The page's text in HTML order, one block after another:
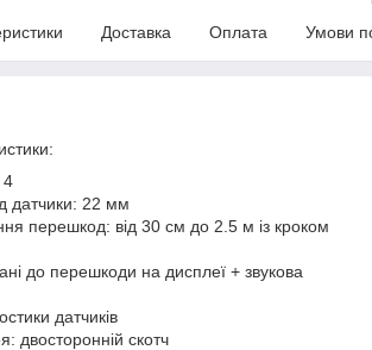
Доставка Оплата Умови
4
датчики: 22 мм
перешкод: від 30 см до 2.5 м із кроком
до перешкоди на дисплеї + звукова
датчиків
двосторонній скотч